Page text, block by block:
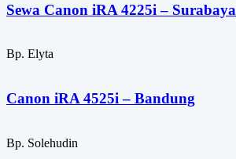
Sewa Canon iRA 4225i – Surabaya
Bp. Elyta
Canon iRA 4525i – Bandung
Bp. Solehudin